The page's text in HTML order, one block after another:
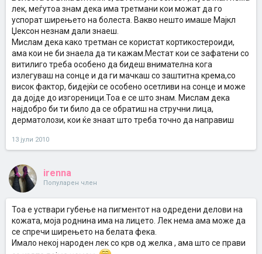
лек, меѓутоа знам дека има третмани кои можат да го
успорат ширењето на болеста. Вакво нешто имаше Мајкл
Џексон незнам дали знаеш.
Мислам дека како третман се користат кортикостероиди,
ама кои не би знаела да ти кажам.Местат кои се зафатени со
витилиго треба особено да бидеш внимателна кога
излегуваш на сонце и да ги мачкаш со заштитна крема,со
висок фактор, бидејќи се особено осетливи на сонце и може
да дојде до изгореници.Тоа е се што знам. Мислам дека
најдобро би ти било да се обратиш на стручни лица,
дерматолози, кои ќе знаат што треба точно да направиш
13 јули 2010
irenna
Популарен член
Тоа е уствари губење на пигментот на одредени делови на
кожата, моја роднина има на лицето. Лек нема ама може да
се спречи ширењето на белата фека.
Имало некој народен лек со крв од желка , ама што се прави